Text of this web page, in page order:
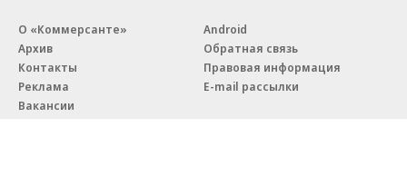
О «Коммерсанте»
Архив
Контакты
Реклама
Вакансии
Android
Обратная связь
Правовая информация
E-mail рассылки